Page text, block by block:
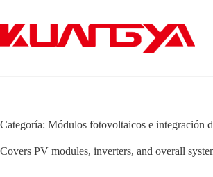
contenido
Categoría: Módulos fotovoltaicos e integración
Covers PV modules, inverters, and overall